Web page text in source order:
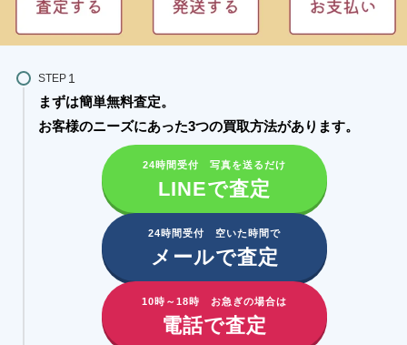
STEP
まずは簡単無料査定。
お客様のニーズにあった3つの買取方法があります。​
24時間受付 写真を送るだけ
LINEで査定
24時間受付 空いた時間で
メールで査定
10時～18時 お急ぎの場合は
電話で査定